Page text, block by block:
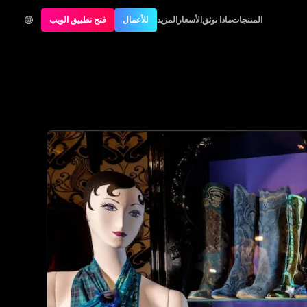
المنتجاتماذا نوثقالأسعار المزيد للأعمال فتح تطبيق الويب